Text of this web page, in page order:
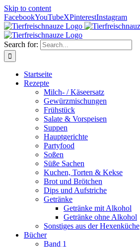
Skip to content
FacebookYouTubeXPinterestInstagram
Search for:
Startseite
Rezepte
Milch- / Käseersatz
Gewürzmischungen
Frühstück
Salate & Vorspeisen
Suppen
Hauptgerichte
Partyfood
Soßen
Süße Sachen
Kuchen, Torten & Kekse
Brot und Brötchen
Dips und Aufstriche
Getränke
Getränke mit Alkohol
Getränke ohne Alkohol
Sonstiges aus der Hexenküche
Bücher
Band 1